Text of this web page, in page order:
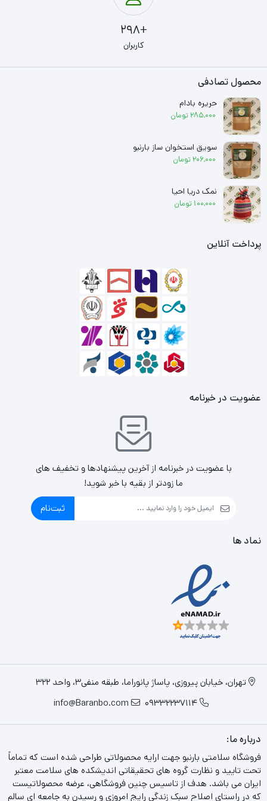
+298
کاربران
محصول تصادفی
حریره بادام
285,000 تومان
سویق استخوان ساز بارنبو
206,000 تومان
نمک دریا احیا
100,000 تومان
پرداخت آنلاین
عضویت در خبرنامه
با عضویت در خبرنامه از آخرین پیشنهادها و تخفیف های
ما زودتر از بقیه با خبر شوید!
ثبت‌نام
نماد ها
تهران، خیابان پیروزی، پاساژ پانوراما، طبقه منفی3، واحد 322
09332237114
info@Baranbo.com
درباره ما:
فروشگاه سلامتی بارنبو جهت ارایه محصولاتی طراحی شده است که تماماً
تحت تایید و نظارت گروه های تحقیقاتی اندیشکده های سلامت معتبر
ایران می باشد. هدف از تاسیس چنین فروشگاهی، عرضه محصولاتیست
که در راستای اصلاح سبک زندگی رایج امروزی و رسیدن به جامعه ای سالم